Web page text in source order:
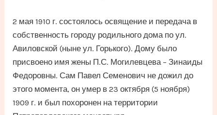
2 мая 1910 г. состоялось освящение и передача в
собственность городу родильного дома по ул.
Авиловской (ныне ул. Горького). Дому было
присвоено имя жены П.С. Могилевцева – Зинаиды
Федоровны. Сам Павел Семенович не дожил до
этого момента, он умер в 23 октября (5 ноября)
1909 г. и был похоронен на территории